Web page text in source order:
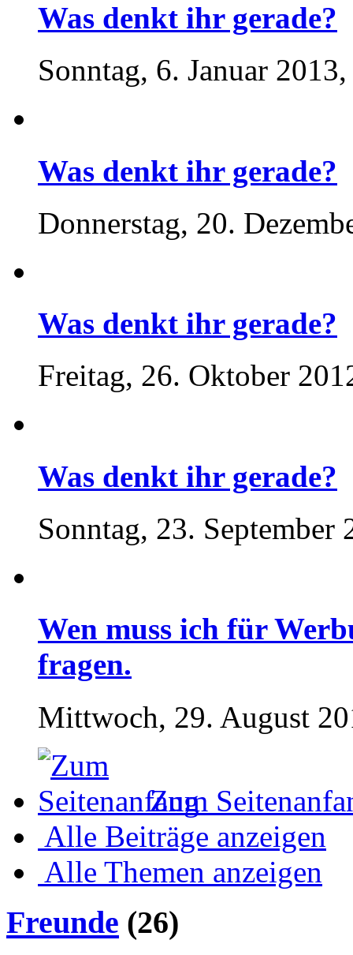
Was denkt ihr gerade?
Sonntag, 6. Januar
Was denkt ihr gerade?
Donnerstag, 20.
Was denkt ihr gerade?
Freitag, 26. Oktober
Was denkt ihr gerade?
Sonntag, 23. September
Wen muss ich für
fragen.
Mittwoch, 29. August
Zum
Alle Beiträge anzeigen
Alle Themen anzeigen
Freunde (26)